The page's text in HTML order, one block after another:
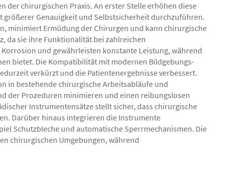
chirurgischen Praxis. An erster Stelle erhöhen diese
Genauigkeit und Selbstsicherheit durchzuführen.
minimiert Ermüdung der Chirurgen und kann chirurgische
da sie ihre Funktionalität bei zahlreichen
und gewährleisten konstante Leistung, während
bietet. Die Kompatibilität mit modernen Bildgebungs-
verkürzt und die Patientenergebnisse verbessert.
in bestehende chirurgische Arbeitsabläufe und
der Prozeduren minimieren und einen reibungslosen
Instrumentensätze stellt sicher, dass chirurgische
Darüber hinaus integrieren die Instrumente
Schutzbleche und automatische Sperrmechanismen. Die
chirurgischen Umgebungen, während